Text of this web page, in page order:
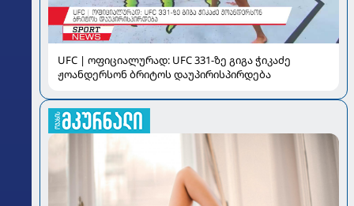
UFC | ოფიციალურად: UFC 331-ზე გიგა ჭიკაძე
ჟოანდერსონ ბრიტოს დაუპირისპირდება